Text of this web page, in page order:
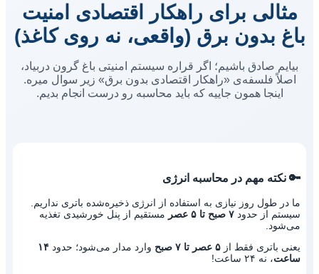
مثالی برای راهکار اقتصادی امنیت
باغ بدون برق (واقعی، نه روی کاغذ)
بیایم صادق باشیم؛ اگر قراره سیستم امنیتی باغ گرون دربیاد،
اصلاً فلسفه‌ی «راهکار اقتصادی بدون برق» زیر سوال میره.
اینجا همون جاییه که باید محاسبه رو درست انجام بدیم.
🔑 نکته مهم در محاسبه انرژی
ما در طول روز نیازی به استفاده از انرژی ذخیره‌شده باتری نداریم.
سیستم از حدود ۷ صبح تا ۵ عصر
مستقیم از پنل خورشیدی تغذیه
می‌شود.
یعنی باتری فقط از ۵ عصر تا ۷ صبح وارد مدار می‌شود؛ حدود ۱۴
ساعت، نه ۲۴ ساعت!